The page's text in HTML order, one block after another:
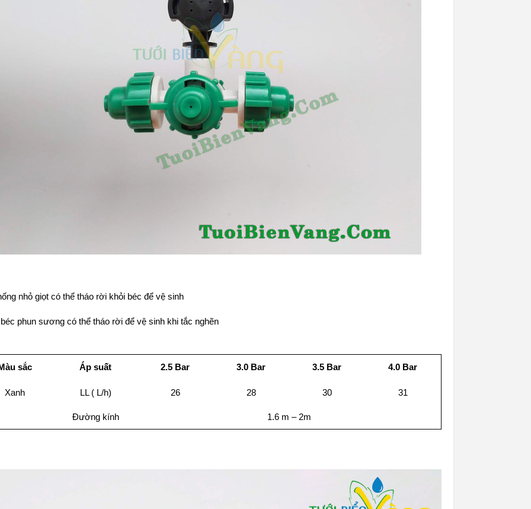
nhỏ giọt có thể tháo rời khỏi béc để vệ sinh
phun sương có thể tháo rời để vệ sinh khi tắc nghẽn
sắc Áp suất 2.5 Bar 3.0 Bar 3.5 Bar 4.0 Bar
Xanh LL ( L/h) 26 28 30 31
Đường kính 1.6 m – 2m